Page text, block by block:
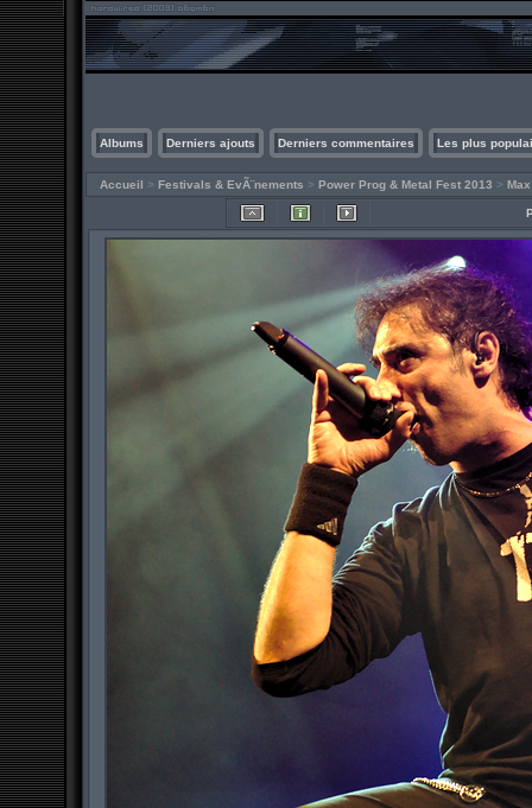
Albums Derniers ajouts Derniers commentaires Les plus
Accueil > Festivals & EvÃ¨nements > Power Prog & Metal Fest 2013 >